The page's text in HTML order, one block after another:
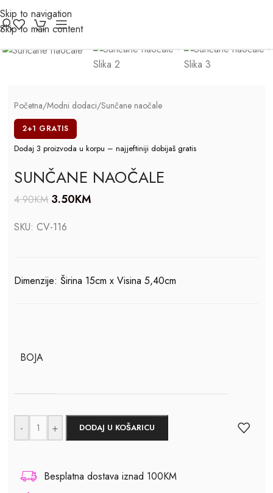
Skip to navigation
Skip to main content
-29%
Click to enlarge
Početna/Modni dodaci/Sunčane naočale
2+1 GRATIS
Dodaj 3 proizvoda u korpu – najjeftiniji dobijaš gratis
SUNČANE NAOČALE
4.90KM 3.50KM
SKU:CV-116
Dimenzije: Širina 15cm x Visina 5,40cm
BOJA
- + DODAJ U KOŠARICU
Besplatna dostava iznad 100KM